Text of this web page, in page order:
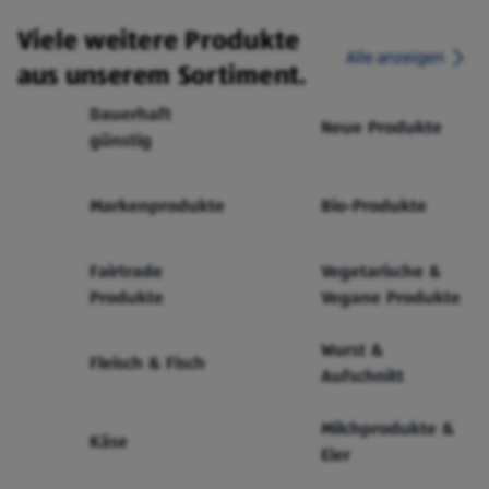
Viele weitere Produkte
aus unserem Sortiment.
Alle anzeigen
Dauerhaft
günstig
Neue Produkte
Markenprodukte Bio-Produkte
Fairtrade
Produkte
Vegetarische &
Vegane Produkte
Fleisch & Fisch
Wurst &
Aufschnitt
Käse
Milchprodukte &
Eier